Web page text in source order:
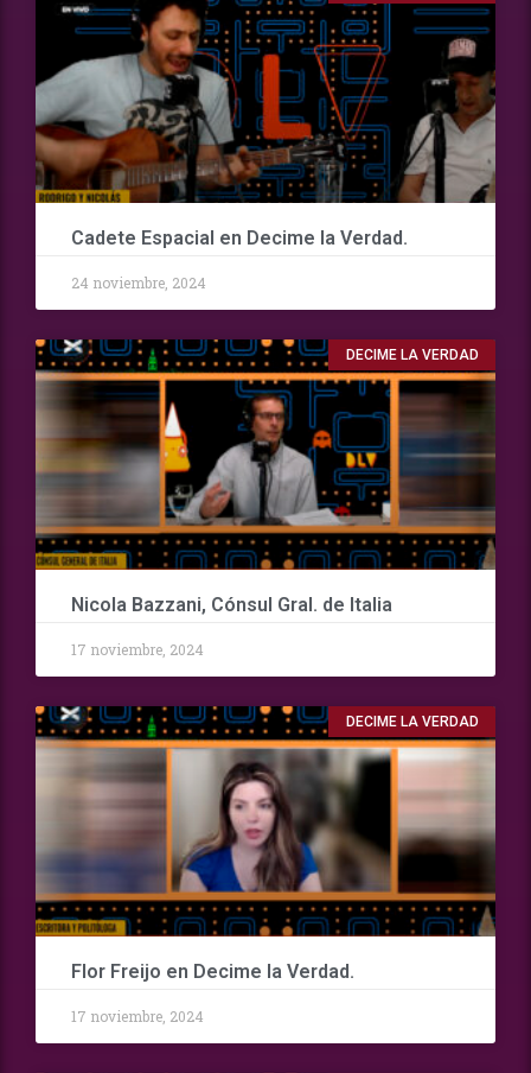
Cadete Espacial en Decime la Verdad.
24 noviembre, 2024
DECIME LA VERDAD
Nicola Bazzani, Cónsul Gral. de Italia
17 noviembre, 2024
DECIME LA VERDAD
Flor Freijo en Decime la Verdad.
17 noviembre, 2024